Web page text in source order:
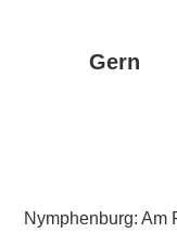
Gern
Nymphenburg: Am